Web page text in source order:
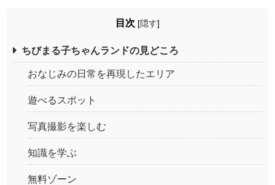
目次 [隠す]
ちびまる子ちゃんランドの見どころ
おなじみの日常を再現したエリア
遊べるスポット
写真撮影を楽しむ
知識を学ぶ
無料ゾーン